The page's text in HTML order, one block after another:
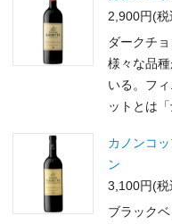
2,900円(
ダークチ
様々な品
いる。フ
ットとは「
カノンコ
ン
3,100円(
ブラック